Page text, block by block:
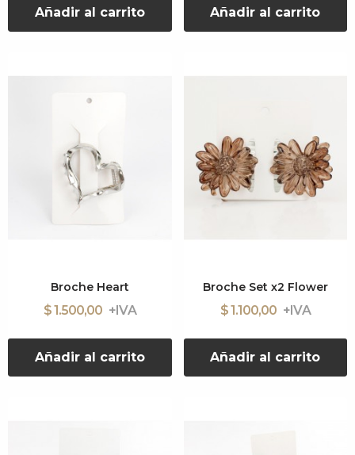
Añadir al carrito Añadir al carrito
Broche Heart
$ 1.500,00
Añadir al carrito
Broche Set x2 Flower
$ 1.100,00
Añadir al carrito